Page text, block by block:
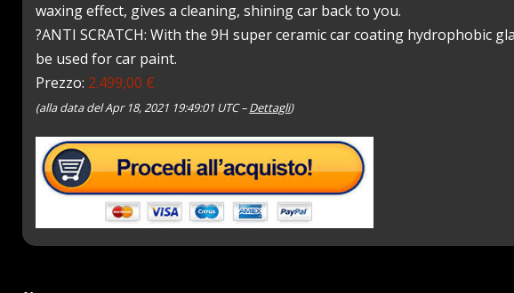
waxing effect, gives a cleaning, shining car back to you.
?ANTI SCRATCH: With the 9H super ceramic car coating hydrophobic
be used for car paint.
Prezzo: 2.499,00 €
(alla data del Apr 18, 2021 19:49:01 UTC –Dettagli)